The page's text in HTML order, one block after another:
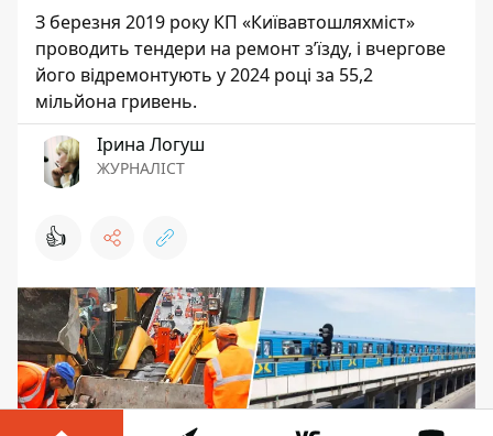
З березня 2019 року КП «Київавтошляхміст»
проводить тендери на ремонт з’їзду, і вчергове
його відремонтують у 2024 році за 55,2
мільйона гривень.
Ірина Логуш
ЖУРНАЛІСТ
👍